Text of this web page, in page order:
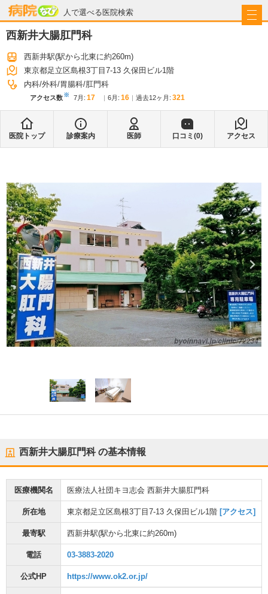
人で選べる医院検索
病院なび
西新井大腸肛門科
西新井駅(駅から北東に約260m)
東京都足立区島根3丁目7-13 久保田ビル1階
内科 外科 胃腸科 肛門科
アクセス数※ 7月 : 17 6月 : 16 過去12ヶ月: 321
医院トップ 診療案内 医師 口コミ(0) アクセス
西新井大腸肛門科の基本情報
医療機関名 医療法人社団キヨ志会 西新井大腸肛門科
所在地 東京都足立区島根3丁目7-13 久保田ビル1階 [アクセス]
最寄駅 西新井駅(駅から北東に約260m)
電話 03-3883-2020
公式HP https://www.ok2.or.jp/